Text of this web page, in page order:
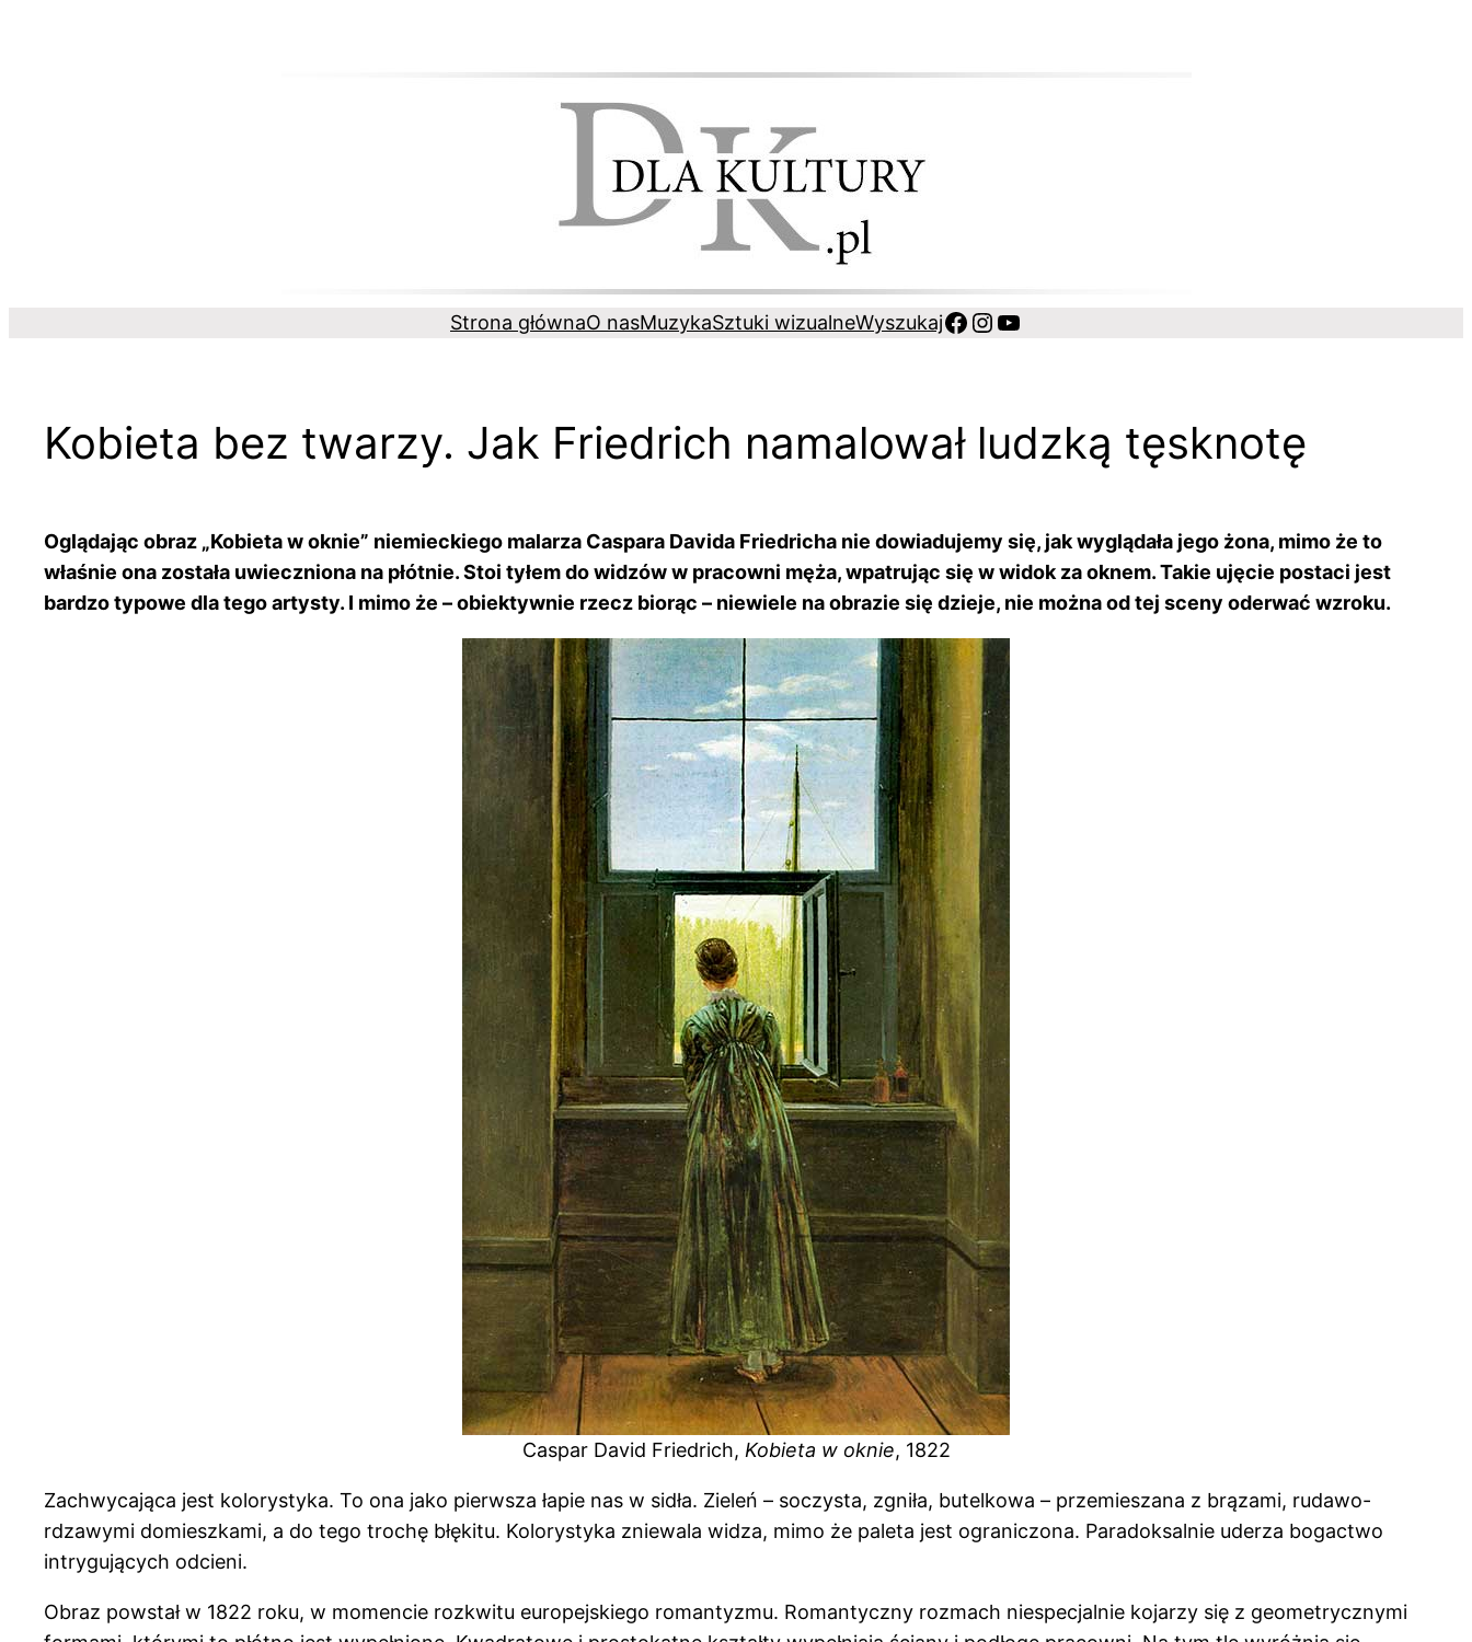
Strona głównaO nasMuzykaSztuki wizualneWyszukajFacebook
Instagram
YouTube
Kobieta bez twarzy. Jak Friedrich namalował ludzką tęsknotę
Oglądając obraz „Kobieta w oknie” niemieckiego malarza Caspara Davida Friedricha nie dowiadujemy się, jak wyglądała jego żona, mimo że to
właśnie ona została uwieczniona na płótnie. Stoi tyłem do widzów w pracowni męża, wpatrując się w widok za oknem. Takie ujęcie postaci jest
bardzo typowe dla tego artysty. I mimo że – obiektywnie rzecz biorąc – niewiele na obrazie się dzieje, nie można od tej sceny oderwać wzroku.
Caspar David Friedrich, Kobieta w oknie, 1822
Zachwycająca jest kolorystyka. To ona jako pierwsza łapie nas w sidła. Zieleń – soczysta, zgniła, butelkowa – przemieszana z brązami, rudawo-
rdzawymi domieszkami, a do tego trochę błękitu. Kolorystyka zniewala widza, mimo że paleta jest ograniczona. Paradoksalnie uderza bogactwo
intrygujących odcieni.
Obraz powstał w 1822 roku, w momencie rozkwitu europejskiego romantyzmu. Romantyczny rozmach niespecjalnie kojarzy się z geometrycznymi